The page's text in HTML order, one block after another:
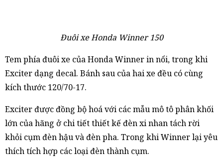
Đuôi xe Honda Winner 150
Tem phía đuôi xe của Honda Winner in nổi, trong khi
Exciter dạng decal. Bánh sau của hai xe đều có cùng
kích thước 120/70-17.
Exciter được đồng bộ hoá với các mẫu mô tô phân khối
lớn của hãng ở chi tiết thiết kế đèn xi nhan tách rời
khỏi cụm đèn hậu và đèn pha. Trong khi Winner lại yêu
thích tích hợp các loại đèn thành cụm.